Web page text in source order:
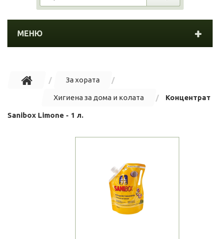
МЕНЮ
За хората
Хигиена за дома и колата Концентрат
Sanibox Limone - 1 л.